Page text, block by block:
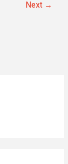
Next →